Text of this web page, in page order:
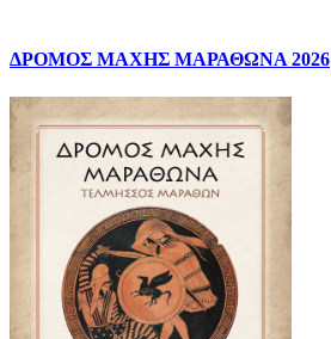
ΔΡΟΜΟΣ ΜΑΧΗΣ ΜΑΡΑΘΩΝΑ 2026